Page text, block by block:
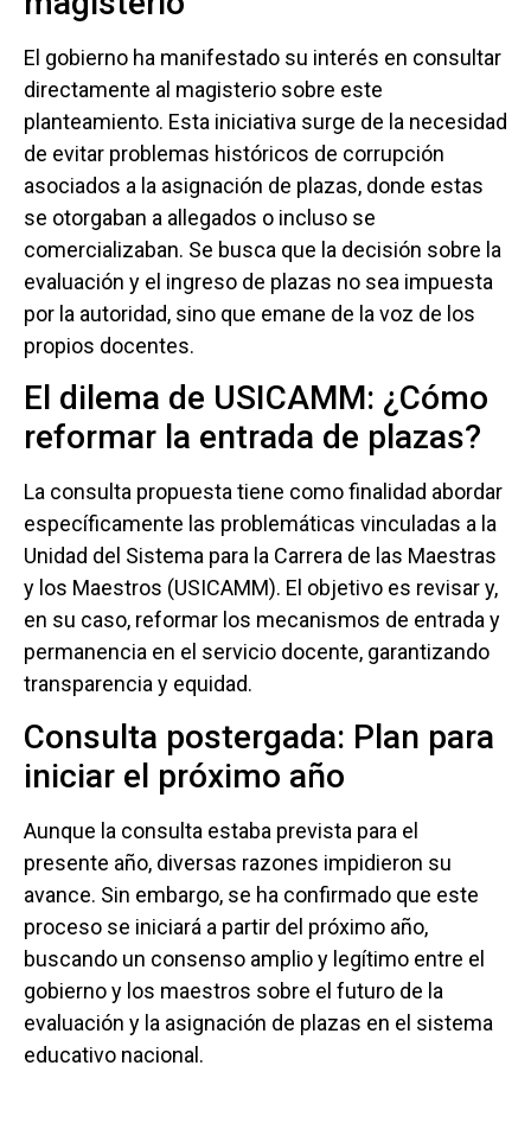
El gobierno ha manifestado su interés en consultar
directamente al magisterio sobre este
planteamiento. Esta iniciativa surge de la necesidad
de evitar problemas históricos de corrupción
asociados a la asignación de plazas, donde estas
se otorgaban a allegados o incluso se
comercializaban. Se busca que la decisión sobre la
evaluación y el ingreso de plazas no sea impuesta
por la autoridad, sino que emane de la voz de los
propios docentes.
El dilema de USICAMM: ¿Cómo
reformar la entrada de plazas?
La consulta propuesta tiene como finalidad abordar
específicamente las problemáticas vinculadas a la
Unidad del Sistema para la Carrera de las Maestras
y los Maestros (USICAMM). El objetivo es revisar y,
en su caso, reformar los mecanismos de entrada y
permanencia en el servicio docente, garantizando
transparencia y equidad.
Consulta postergada: Plan para
iniciar el próximo año
Aunque la consulta estaba prevista para el
presente año, diversas razones impidieron su
avance. Sin embargo, se ha confirmado que este
proceso se iniciará a partir del próximo año,
buscando un consenso amplio y legítimo entre el
gobierno y los maestros sobre el futuro de la
evaluación y la asignación de plazas en el sistema
educativo nacional.